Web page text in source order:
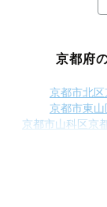
京都府
京都市北区
京都市東山
京都市山科区京